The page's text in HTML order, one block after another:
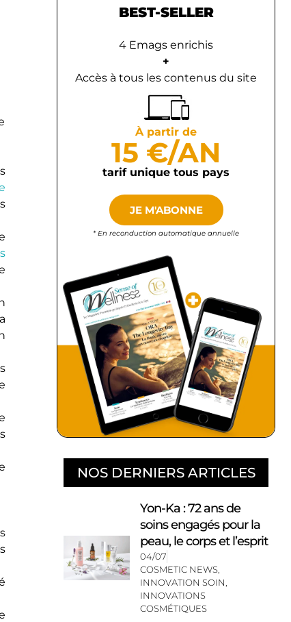
BEST-SELLER
4 Emags enrichis
+
Accès à tous les contenus du site
À partir de
15 €/AN
tarif unique tous pays
JE M'ABONNE
* En reconduction automatique annuelle
NOS DERNIERS ARTICLES
Yon-Ka : 72 ans de
soins engagés pour la
peau, le corps et l’esprit
04/07
COSMETIC NEWS
INNOVATION SOIN
INNOVATIONS
COSMÉTIQUES